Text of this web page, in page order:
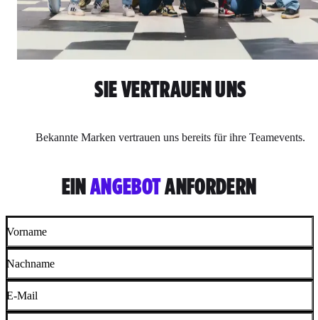
SIE VERTRAUEN UNS
Bekannte Marken vertrauen uns bereits für ihre Teamevents.
EINANGEBOTANFORDERN
Vorname
Nachname
E-Mail